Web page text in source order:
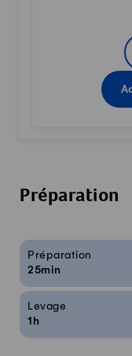
Préparation
Infos sur la recette
Préparation
25min
Levage
1h